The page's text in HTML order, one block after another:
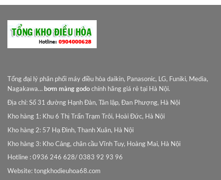
Tổng đại lý phân phối máy điều hòa daikin, Panasonic, LG, Funiki, Media,
Nagakawa… bơm màng godochính hãng giá rẻ tại Hà Nội.
Địa chỉ: Số 31 đường Hạnh Đàn, Tân lập, Đan Phượng, Hà Nội
Kho hàng 1: Khu 6 Thị Trấn Trạm Trôi, Hoài Đức, Hà Nội
Kho hàng 2: 57 Hạ Đình, Thanh Xuân, Hà Nội
Kho hàng 3: Kho Cảng, chân cầu Vĩnh Tuy, Hoàng Mai, Hà Nội
Hotline : 0936 246 628/ 0383 92 93 96
Website: tongkhodieuhoa68.com